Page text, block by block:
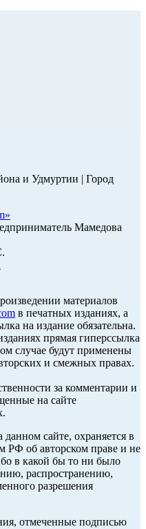
и Удмуртии | Город
»
Мамедова
материалов
в печатных изданиях, а
на издание обязательна.
прямая гиперссылка
случае будут применены
и смежных правах.
за комментарии и
на сайте
сайте, охраняется в
РФ об авторском праве и не
в какой бы то ни было
распространению,
разрешения
отмеченные подписью